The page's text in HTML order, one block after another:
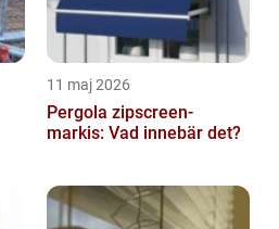
11 maj 2026
Pergola zipscreen-
markis: Vad innebär det?